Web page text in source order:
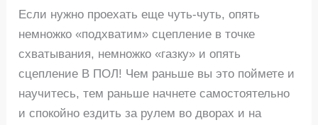
Если нужно проехать еще чуть-чуть, опять
немножко «подхватим» сцепление в точке
схватывания, немножко «газку» и опять
сцепление В ПОЛ! Чем раньше вы это поймете и
научитесь, тем раньше начнете самостоятельно
и спокойно ездить за рулем во дворах и на